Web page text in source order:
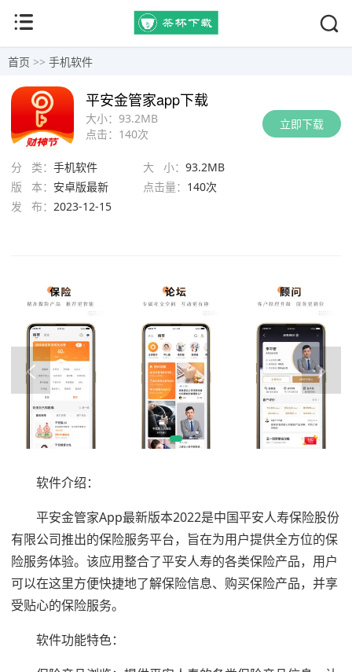
首页 >> 手机软件
立即下载
大小： 93.2MB
点击： 140次
平安金管家app下载
分 类： 手机软件 大 小： 93.2MB
版 本： 安卓版最新 点击量： 140次
发 布： 2023-12-15
软件介绍：
平安金管家App最新版本2022是中国平安人寿保险股份
有限公司推出的保险服务平台，旨在为用户提供全方位的保
险服务体验。该应用整合了平安人寿的各类保险产品，用户
可以在这里方便快捷地了解保险信息、购买保险产品，并享
受贴心的保险服务。
软件功能特色：